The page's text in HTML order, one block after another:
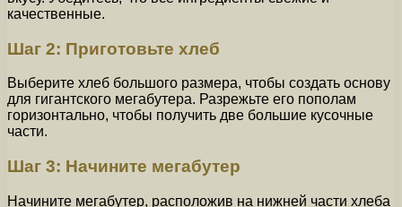
качественные.
Шаг 2: Приготовьте хлеб
Выберите хлеб большого размера, чтобы создать основу
для гигантского мегабутера. Разрежьте его пополам
горизонтально, чтобы получить две большие кусочные
части.
Шаг 3: Начините мегабутер
Начините мегабутер, расположив на нижней части хлеба